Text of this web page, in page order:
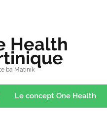
Health
ba Matinik
Le concept One Health